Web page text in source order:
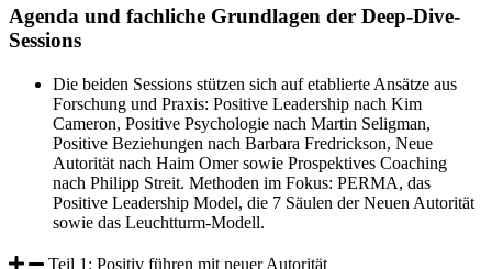
Agenda und fachliche Grundlagen der Deep-Dive-
Sessions
Die beiden Sessions stützen sich auf etablierte Ansätze aus
Forschung und Praxis: Positive Leadership nach Kim
Cameron, Positive Psychologie nach Martin Seligman,
Positive Beziehungen nach Barbara Fredrickson, Neue
Autorität nach Haim Omer sowie Prospektives Coaching
nach Philipp Streit. Methoden im Fokus: PERMA, das
Positive Leadership Model, die 7 Säulen der Neuen Autorität
sowie das Leuchtturm-Modell.
Teil 1: Positiv führen mit neuer Autorität